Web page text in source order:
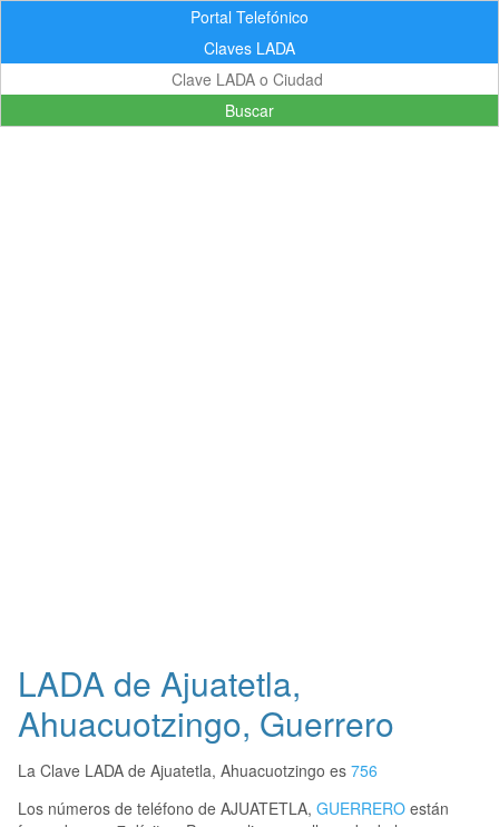
Portal Telefónico
Claves LADA
Buscar
LADA de Ajuatetla,
Ahuacuotzingo, Guerrero
La Clave LADA de Ajuatetla, Ahuacuotzingo es 756
Los números de teléfono de AJUATETLA, GUERRERO están